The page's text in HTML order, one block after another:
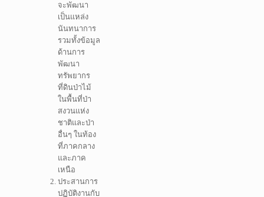
จะพัฒนา
เป็นแหล่ง
นันทนาการ
รวมทั้งข้อมูล
ด้านการ
พัฒนา
ทรัพยากร
ที่ดินป่าไม้
ในพื้นที่ป่า
สงวนแห่ง
ชาติและป่า
อื่นๆ ในท้อง
ที่ภาคกลาง
และภาค
เหนือ
ประสานการ
ปฏิบัติงานกับ